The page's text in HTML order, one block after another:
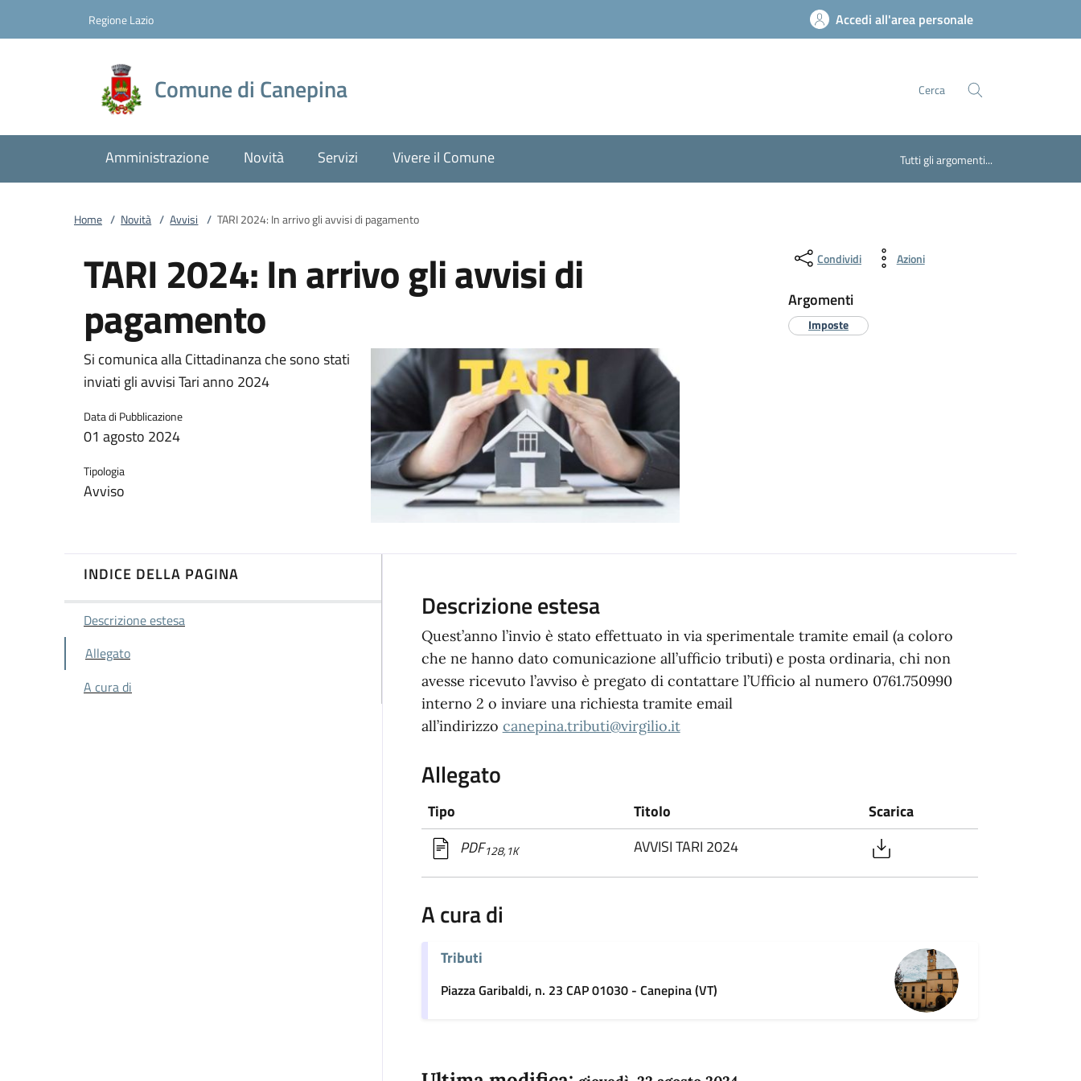
Regione Lazio Accedi all'area personale
Comune di Canepina Cerca
Amministrazione Novità Servizi Vivere il Comune Tutti gli argomenti...
Home / Novità / Avvisi / TARI 2024: In arrivo gli avvisi di pagamento
TARI 2024: In arrivo gli avvisi di
pagamento
Si comunica alla Cittadinanza che sono stati
inviati gli avvisi Tari anno 2024
Data di Pubblicazione
01 agosto 2024
Tipologia
Avviso
Condividi Azioni
Argomenti
Imposte
INDICE DELLA PAGINA
Descrizione estesa
Allegato
A cura di
Descrizione estesa
Quest’anno l’invio è stato effettuato in via sperimentale tramite email (a coloro
che ne hanno dato comunicazione all’ufficio tributi) e posta ordinaria, chi non
avesse ricevuto l’avviso è pregato di contattare l’Ufficio al numero 0761.750990
interno 2 o inviare una richiesta tramite email
all’indirizzo canepina.tributi@virgilio.it
Allegato
Tipo Titolo
Scarica
PDF128,1K AVVISI TARI 2024
A cura di
Tributi
Piazza Garibaldi, n. 23 CAP 01030 - Canepina (VT)